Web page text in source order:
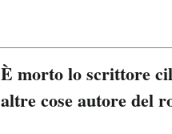
È morto lo scrittore
altre cose autore del